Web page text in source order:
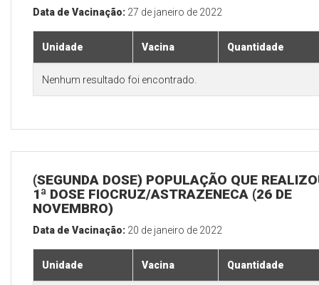
Data de Vacinação: 27 de janeiro de 2022
Unidade Vacina Quantidade
Nenhum resultado foi encontrado.
(SEGUNDA DOSE) POPULAÇÃO QUE
1ª DOSE FIOCRUZ/ASTRAZENECA (26 DE
NOVEMBRO)
Data de Vacinação: 20 de janeiro de 2022
Unidade Vacina Quantidade